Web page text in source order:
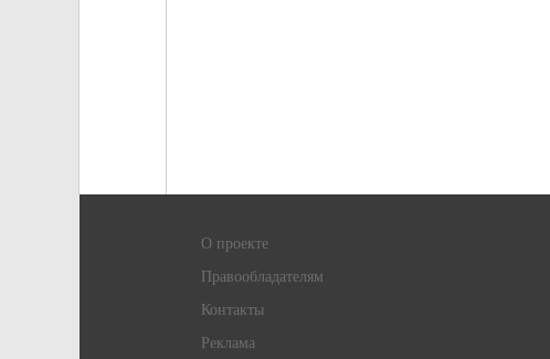
О проекте
Правообладателям
Контакты
Реклама